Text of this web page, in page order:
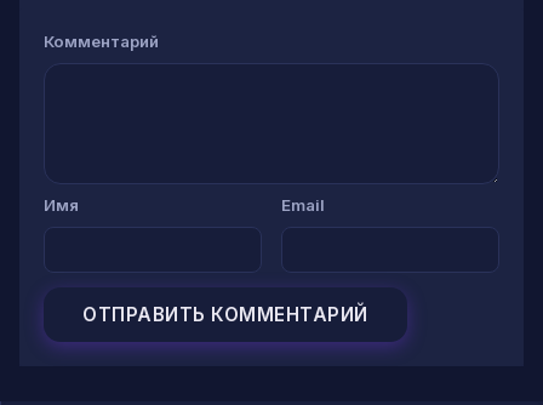
Комментарий
Имя Email